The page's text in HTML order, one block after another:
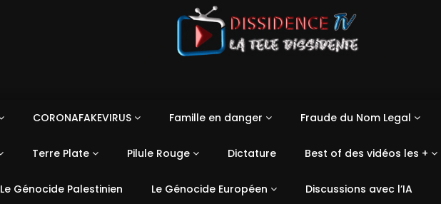
CORONAFAKEVIRUS Famille en danger Fraude du Nom Legal
Terre Plate Pilule Rouge Dictature Best of des vidéos les +
Le Génocide Palestinien Le Génocide Européen Discussions avec l’IA